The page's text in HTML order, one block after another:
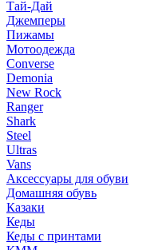
Тай-Дай
Джемперы
Пижамы
Мотоодежда
Converse
Demonia
New Rock
Ranger
Shark
Steel
Ultras
Vans
Аксессуары для обуви
Домашняя обувь
Казаки
Кеды
Кеды с принтами